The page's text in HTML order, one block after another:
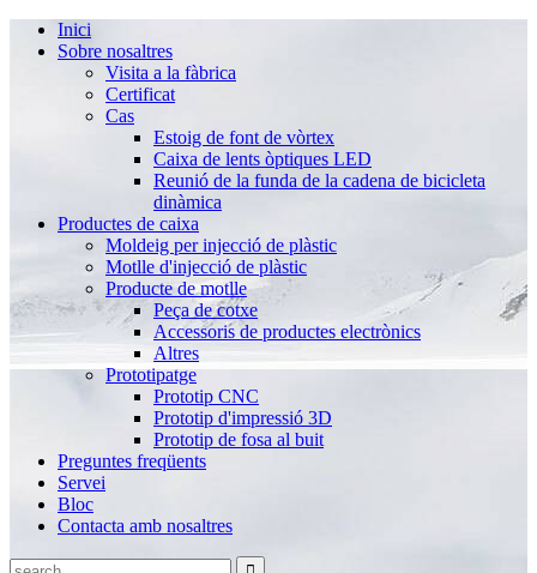
Inici
Sobre nosaltres
Visita a la fàbrica
Certificat
Cas
Estoig de font de vòrtex
Caixa de lents òptiques LED
Reunió de la funda de la cadena de bicicleta
dinàmica
Productes de caixa
Moldeig per injecció de plàstic
Motlle d'injecció de plàstic
Producte de motlle
Peça de cotxe
Accessoris de productes electrònics
Altres
Prototipatge
Prototip CNC
Prototip d'impressió 3D
Prototip de fosa al buit
Preguntes freqüents
Servei
Bloc
Contacta amb nosaltres